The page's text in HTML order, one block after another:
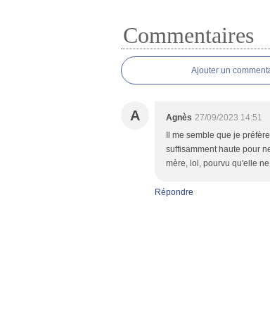
Commentaires
Ajouter un
A Agnès 27/09/2023 14:51
Il me semble que je
suffisamment haute pour
mère, lol, pourvu qu'elle
Répondre